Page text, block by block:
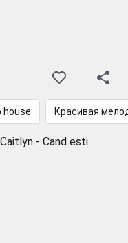
house Красивая
- Cand esti